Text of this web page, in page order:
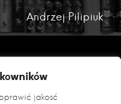
jakość
Andrzej Pilipiuk